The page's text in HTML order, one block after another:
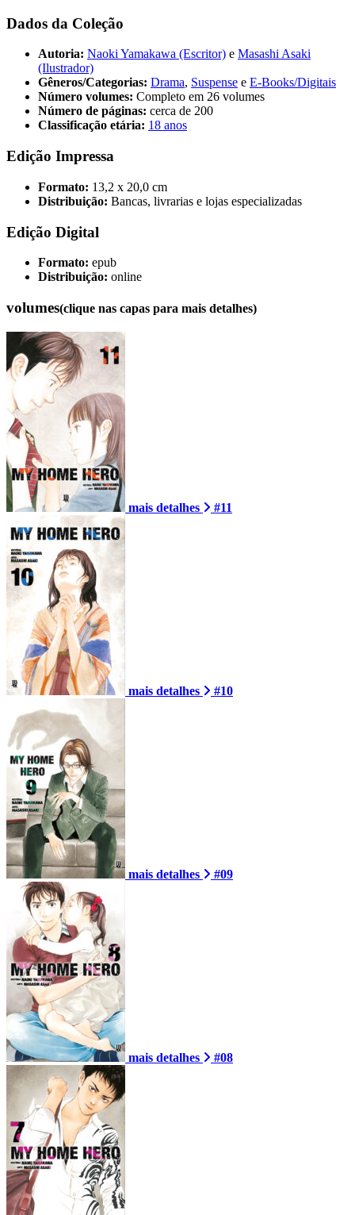
Dados da Coleção
Autoria: Naoki Yamakawa (Escritor) e Masashi Asaki
(Ilustrador)
Gêneros/Categorias: Drama, Suspense e E-Books/Digitais
Número volumes: Completo em 26 volumes
Número de páginas: cerca de 200
Classificação etária: 18 anos
Edição Impressa
Formato: 13,2 x 20,0 cm
Distribuição: Bancas, livrarias e lojas especializadas
Edição Digital
Formato: epub
Distribuição: online
volumes(clique nas capas para mais detalhes)
mais detalhes #11
mais detalhes #10
mais detalhes #09
mais detalhes #08